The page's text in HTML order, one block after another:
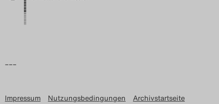
–––
Impressum Nutzungsbedingungen
Archivstartseite